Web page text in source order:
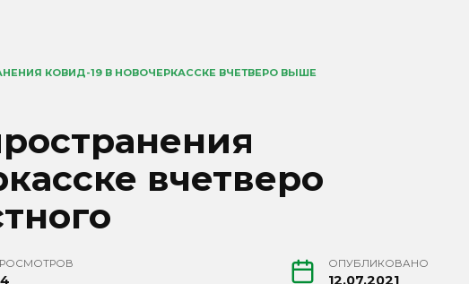
КОВИД-19 В НОВОЧЕРКАССКЕ ВЧЕТВЕРО ВЫШЕ
вчетверо
ОПУБЛИКОВАНО
12.07.2021